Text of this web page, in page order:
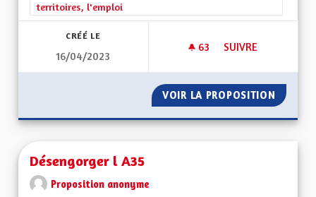
territoires, l'emploi
CRÉÉ LE
16/04/2023
63 63 ABONNÉS
SUIVRE
VOIR LA PROPOSITION
Désengorger l A35
Proposition anonyme